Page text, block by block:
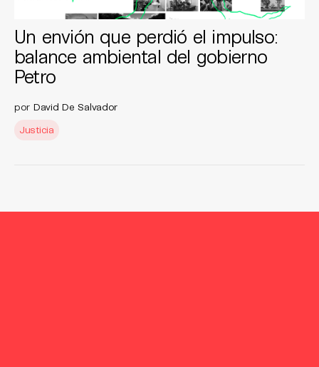
Un envión que perdió el impulso:
balance ambiental del gobierno
Petro
por David De Salvador
Justicia